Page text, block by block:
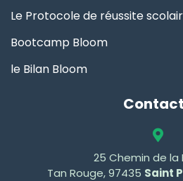
Le Protocole de réussite
Bootcamp Bloom
le Bilan Bloom
25 Chemin de la
Tan Rouge, 97435 Saint